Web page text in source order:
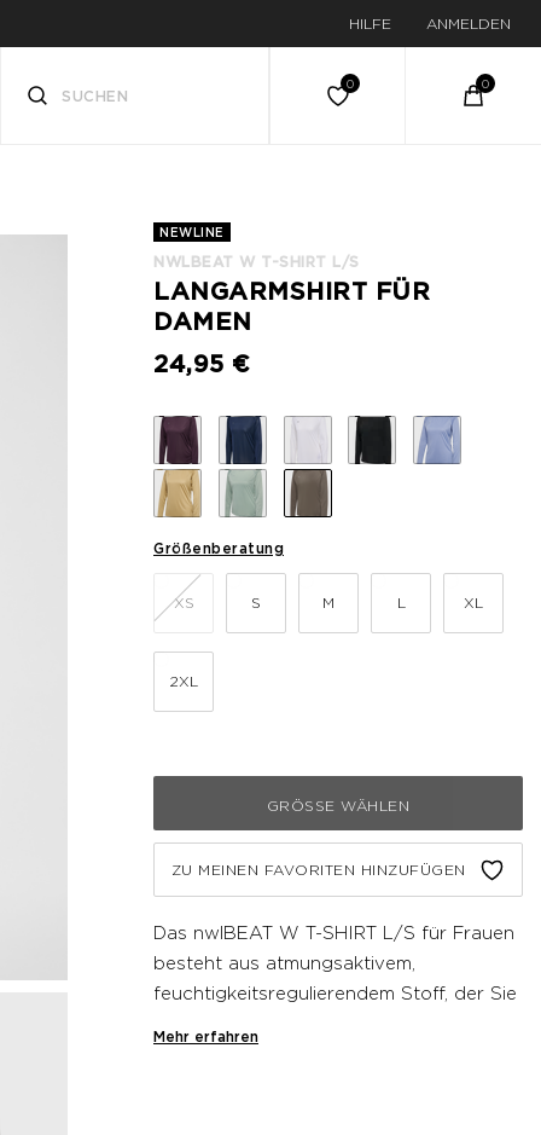
HILFE ANMELDEN
NEWLINE
NWLBEAT W T-SHIRT L/S
LANGARMSHIRT FÜR
DAMEN
24,95 €
Größenberatung
XS S M L XL
2XL
GRÖSSE WÄHLEN
ZU MEINEN FAVORITEN HINZUFÜGEN
Das nwlBEAT W T-SHIRT L/S für Frauen
besteht aus atmungsaktivem,
feuchtigkeitsregulierendem Stoff, der Sie
Mehr erfahren